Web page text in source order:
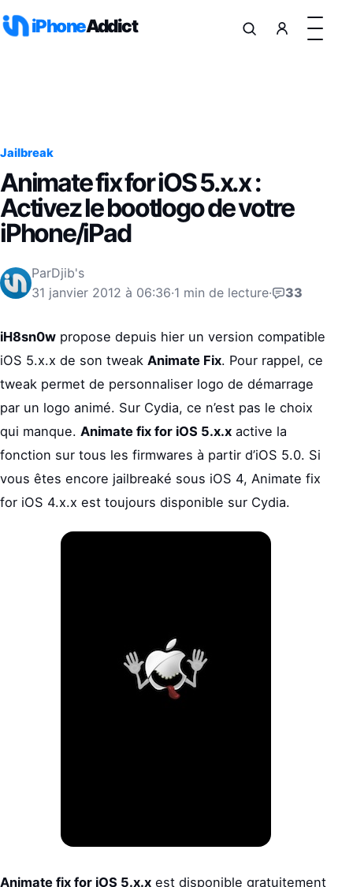
iPhoneAddict
Jailbreak
Animate fix for iOS 5.x.x :
Activez le bootlogo de votre
iPhone/iPad
ParDjib's
31 janvier 2012 à 06:36·1 min de lecture· 33
iH8sn0w propose depuis hier un version compatible
iOS 5.x.x de son tweak Animate Fix. Pour rappel, ce
tweak permet de personnaliser logo de démarrage
par un logo animé. Sur Cydia, ce n’est pas le choix
qui manque. Animate fix for iOS 5.x.x active la
fonction sur tous les firmwares à partir d’iOS 5.0. Si
vous êtes encore jailbreaké sous iOS 4, Animate fix
for iOS 4.x.x est toujours disponible sur Cydia.
Animate fix for iOS 5.x.x est disponible gratuitement